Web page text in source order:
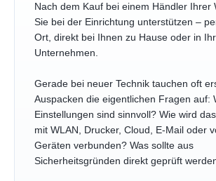
Nach dem Kauf bei einem Händler Ihrer
Sie bei der Einrichtung unterstützen –
Ort, direkt bei Ihnen zu Hause oder in
Unternehmen.
Gerade bei neuer Technik tauchen oft
Auspacken die eigentlichen Fragen auf:
Einstellungen sind sinnvoll? Wie wird
mit WLAN, Drucker, Cloud, E-Mail oder
Geräten verbunden? Was sollte aus
Sicherheitsgründen direkt geprüft